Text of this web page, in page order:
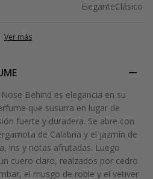
EleganteClásico
Ver más
Behind es elegancia en su
que susurra en lugar de
fuerte y duradera. Se abre con
de Calabria y el jazmín de
iris y notas afrutadas. Luego
cuero claro, realzados por cedro
el musgo de roble y el vetiver